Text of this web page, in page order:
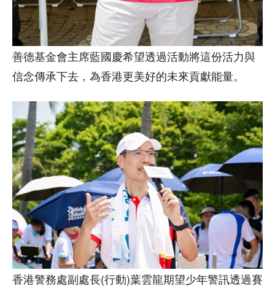
善德基金會主席藍國慶希望透過活動將這份活力與
信念傳承下去，為香港更美好的未來貢獻能量。
香港警務處副處長(行動)葉雲龍期望少年警訊透過賽